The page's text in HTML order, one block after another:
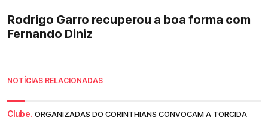
Rodrigo Garro recuperou a boa forma com
Fernando Diniz
NOTÍCIAS RELACIONADAS
Clube. ORGANIZADAS DO CORINTHIANS CONVOCAM A TORCIDA